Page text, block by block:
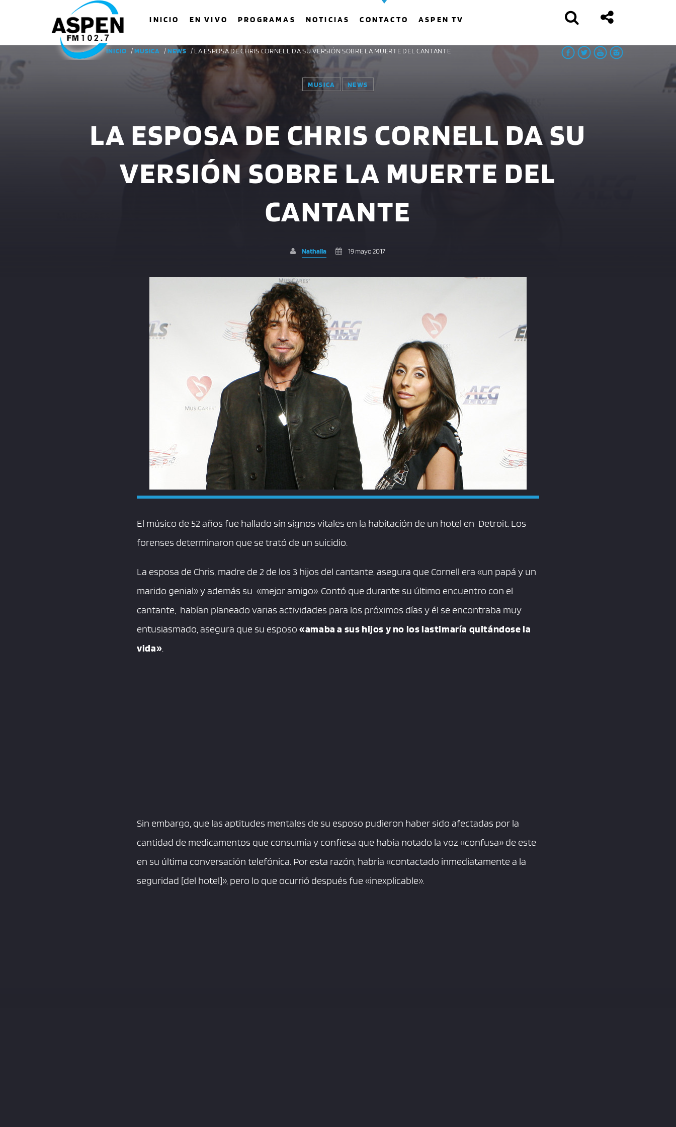
INICIO EN VIVO PROGRAMAS NOTICIAS CONTACTO ASPEN TV
BUSCAR EN EL SITIO:
COMPARTE ESTA PÁGINA EN:
INICIO /MUSICA /NEWS / LA ESPOSA DE CHRIS CORNELL DA SU VERSIÓN SOBRE LA MUERTE DEL CANTANTE
MUSICA NEWS
LA ESPOSA DE CHRIS CORNELL DA SU
VERSIÓN SOBRE LA MUERTE DEL
CANTANTE
Nathalia 19 mayo 2017
El músico de 52 años fue hallado sin signos vitales en la habitación de un hotel en Detroit. Los
forenses determinaron que se trató de un suicidio.
La esposa de Chris, madre de 2 de los 3 hijos del cantante, asegura que Cornell era «un papá y un
marido genial» y además su «mejor amigo». Contó que durante su último encuentro con el
cantante, habían planeado varias actividades para los próximos días y él se encontraba muy
entusiasmado, asegura que su esposo«amaba a sus hijos y no los lastimaría quitándose la
vida».
Sin embargo, que las aptitudes mentales de su esposo pudieron haber sido afectadas por la
cantidad de medicamentos que consumía y confiesa que había notado la voz «confusa» de este
en su última conversación telefónica. Por esta razón, habría «contactado inmediatamente a la
seguridad [del hotel]», pero lo que ocurrió después fue «inexplicable».